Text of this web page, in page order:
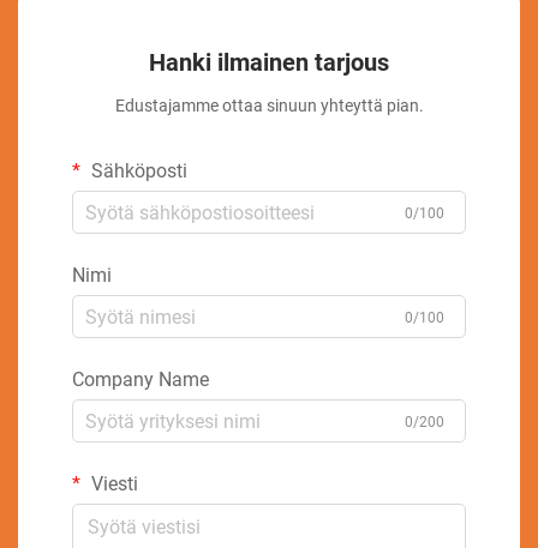
Hanki ilmainen tarjous
Edustajamme ottaa sinuun yhteyttä pian.
Sähköposti
0/100
Nimi
0/100
Company Name
0/200
Viesti